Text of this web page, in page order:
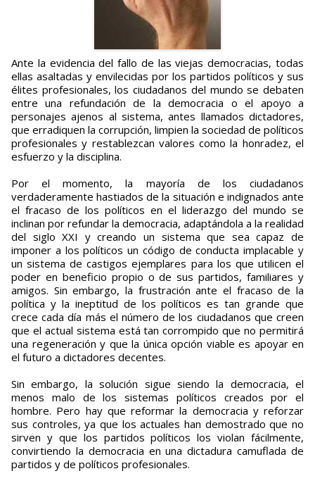
Ante la evidencia del fallo de las viejas democracias, todas
ellas asaltadas y envilecidas por los partidos políticos y sus
élites profesionales, los ciudadanos del mundo se debaten
entre una refundación de la democracia o el apoyo a
personajes ajenos al sistema, antes llamados dictadores,
que erradiquen la corrupción, limpien la sociedad de políticos
profesionales y restablezcan valores como la honradez, el
esfuerzo y la disciplina.
Por el momento, la mayoría de los ciudadanos
verdaderamente hastiados de la situación e indignados ante
el fracaso de los políticos en el liderazgo del mundo se
inclinan por refundar la democracia, adaptándola a la realidad
del siglo XXI y creando un sistema que sea capaz de
imponer a los políticos un código de conducta implacable y
un sistema de castigos ejemplares para los que utilicen el
poder en beneficio propio o de sus partidos, familiares y
amigos. Sin embargo, la frustración ante el fracaso de la
política y la ineptitud de los políticos es tan grande que
crece cada día más el número de los ciudadanos que creen
que el actual sistema está tan corrompido que no permitirá
una regeneración y que la única opción viable es apoyar en
el futuro a dictadores decentes.
Sin embargo, la solución sigue siendo la democracia, el
menos malo de los sistemas políticos creados por el
hombre. Pero hay que reformar la democracia y reforzar
sus controles, ya que los actuales han demostrado que no
sirven y que los partidos políticos los violan fácilmente,
convirtiendo la democracia en una dictadura camuflada de
partidos y de políticos profesionales.